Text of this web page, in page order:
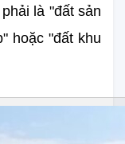
là "đất sản
hoặc "đất khu